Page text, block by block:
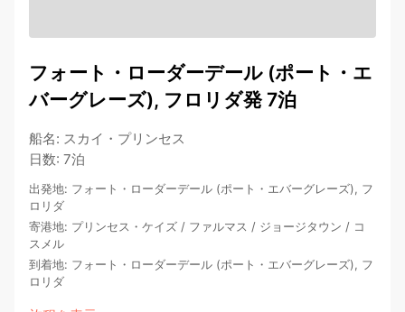
フォート・ローダーデール (ポート・エ
バーグレーズ), フロリダ発 7泊
船名: スカイ・プリンセス
日数: 7泊
出発地: フォート・ローダーデール (ポート・エバーグレーズ), フ
ロリダ
寄港地: プリンセス・ケイズ / ファルマス / ジョージタウン / コ
スメル
到着地: フォート・ローダーデール (ポート・エバーグレーズ), フ
ロリダ